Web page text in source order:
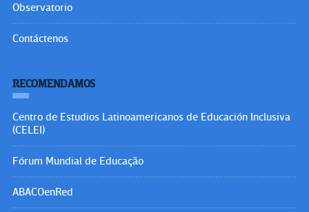
Observatorio
Contáctenos
RECOMENDAMOS
Centro de Estudios Latinoamericanos de Educación Inclusiva
(CELEI)
Fórum Mundial de Educação
ABACOenRed